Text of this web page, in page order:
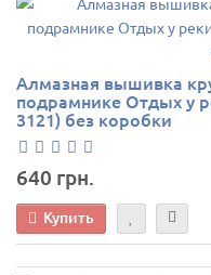
Алмазная вышивка
подрамнике Отдых у
3121) без коробки
640 грн.
Купить